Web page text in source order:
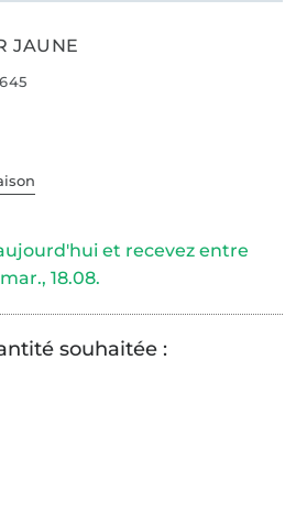
JAUNE
et recevez entre
18.08.
souhaitée :